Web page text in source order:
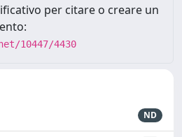
per citare o creare un
10447/4430
ND